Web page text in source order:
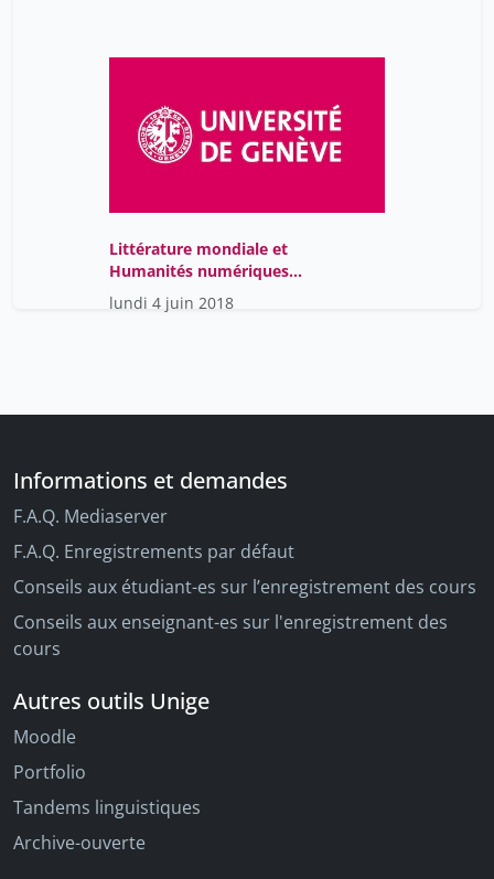
Littérature mondiale et
Humanités numériques -
Festival du Bodmer Lab
lundi 4 juin 2018
Informations et demandes
F.A.Q. Mediaserver
F.A.Q. Enregistrements par défaut
Conseils aux étudiant-es sur l’enregistrement des cours
Conseils aux enseignant-es sur l'enregistrement des
cours
Autres outils Unige
Moodle
Portfolio
Tandems linguistiques
Archive-ouverte